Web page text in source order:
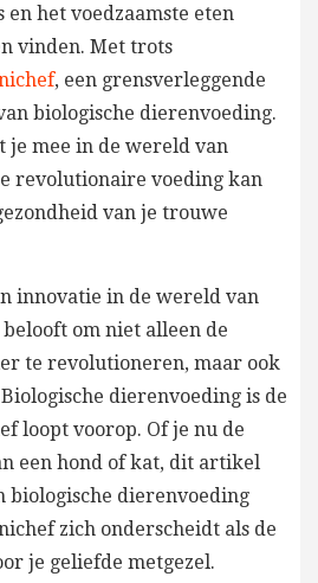
het voedzaamste eten
vinden. Met trots
, een grensverleggende
biologische dierenvoeding.
je mee in de wereld van
revolutionaire voeding kan
van je trouwe
innovatie in de wereld van
om niet alleen de
te revolutioneren, maar ook
dierenvoeding is de
loopt voorop. Of je nu de
een hond of kat, dit artikel
biologische dierenvoeding
zich onderscheidt als de
je geliefde metgezel.